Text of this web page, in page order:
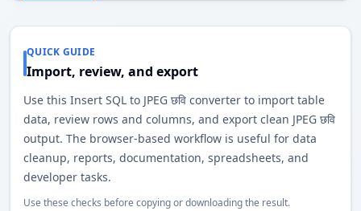
QUICK GUIDE
Import, review, and export
Use this Insert SQL to JPEG छवि converter to import table
data, review rows and columns, and export clean JPEG छवि
output. The browser-based workflow is useful for data
cleanup, reports, documentation, spreadsheets, and
developer tasks.
Use these checks before copying or downloading the result.